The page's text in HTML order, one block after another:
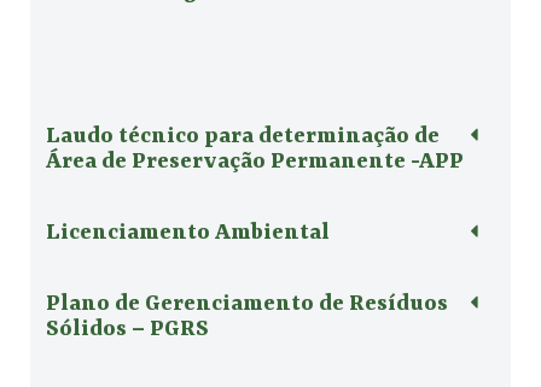
Laudo técnico para determinação de
Área de Preservação Permanente -APP
Licenciamento Ambiental
Plano de Gerenciamento de Resíduos
Sólidos – PGRS